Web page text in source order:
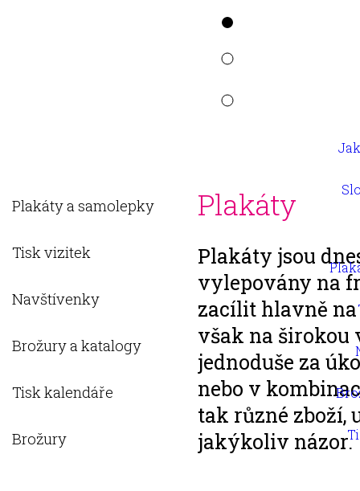
Plakáty a samolepky
Tisk vizitek
Navštívenky
Brožury a katalogy
Tisk kalendáře
Brožury
Plakáty
Plakáty jsou
vylepovány na
zacílit hlavně
však na širokou
jednoduše za
nebo v
tak různé zboží,
jakýkoliv názor.